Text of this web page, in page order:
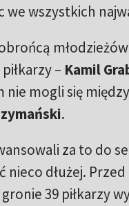
wszystkich
– Kamil
nie mogli się
.
za to do
nieco dłużej.
39 piłkarzy